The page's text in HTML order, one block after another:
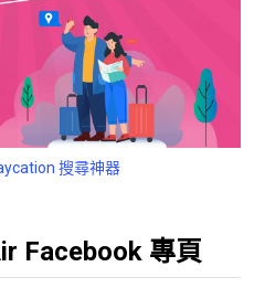
搜尋神器
Facebook 專頁